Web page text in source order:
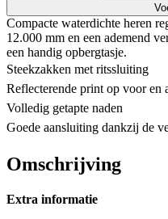
Compacte waterdichte heren
12.000 mm en een ademend
een handig opbergtasje.
Steekzakken met ritssluiting
Reflecterende print op voor en
Volledig getapte naden
Goede aansluiting dankzij de
Omschrijving
Extra informatie